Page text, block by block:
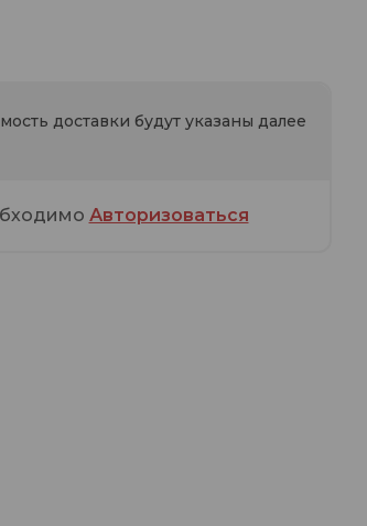
доставки будут указаны далее
Авторизоваться